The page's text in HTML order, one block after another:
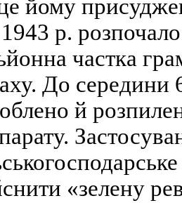
йому
р.
частка
До середини
й
«зелену